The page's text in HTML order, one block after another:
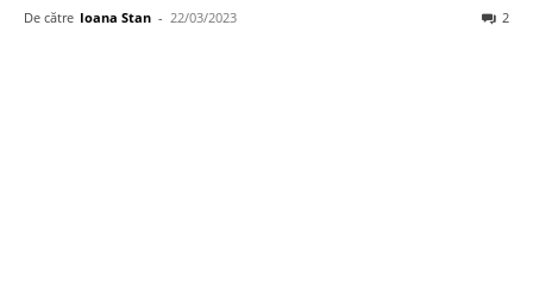
De către Ioana Stan - 22/03/2023 2